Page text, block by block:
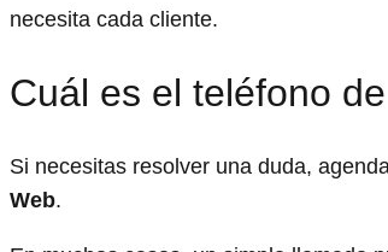
necesita cada cliente.
Cuál es el teléfono
Si necesitas resolver una duda,
Web.